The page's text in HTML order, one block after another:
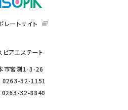
レートサイト
ピアエステート
市宮渕1-3-26
0263-32-1151
0263-32-8840